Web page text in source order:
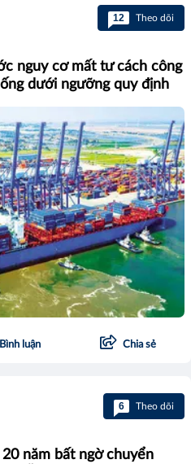
12 Theo dõi
nguy cơ mất tư cách công
dưới ngưỡng quy định
Bình luận Chia sẻ
6 Theo dõi
năm bất ngờ chuyển